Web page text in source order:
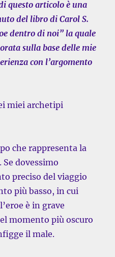
questo articolo è una
del libro di Carol S.
dentro di noi” la quale
sulla base delle mie
con l’argomento
miei archetipi
che rappresenta la
dovessimo
preciso del viaggio
più basso, in cui
è in grave
momento più oscuro
il male.